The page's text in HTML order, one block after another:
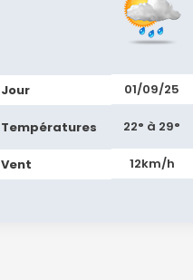
Jour
Températures
Vent
01/09/25
22° à 29°
12km/h